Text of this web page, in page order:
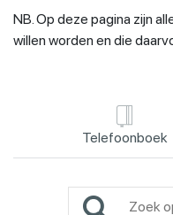
NB. Op deze pagina zijn
willen worden en die
Telefoonboek